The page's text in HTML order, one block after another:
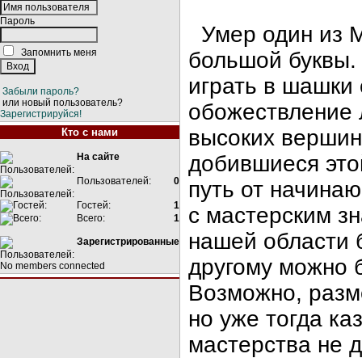
Пароль
Запомнить меня
Забыли пароль?
или новый пользователь?
Зарегистрируйся!
Кто с нами
На сайте
Пользователей: 0
Гостей:
1
Всего:
1
Зарегистрированные
No members connected
Умер один из
большой
играть в шашки
высоких
добившиеся
путь от
с мастерским
нашей области
другому можно
Возможно,
но уже тогда
мастерства не